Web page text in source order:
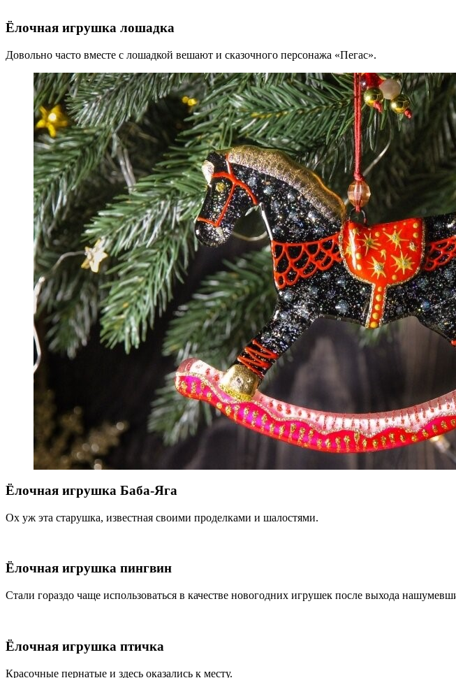
Ёлочная игрушка лошадка
Довольно часто вместе с лошадкой вешают и сказочного персонажа «Пегас».
Ёлочная игрушка Баба-Яга
Ох уж эта старушка, известная своими проделками и шалостями.
Ёлочная игрушка пингвин
Стали гораздо чаще использоваться в качестве новогодних игрушек после выхода
Ёлочная игрушка птичка
Красочные пернатые и здесь оказались к месту.